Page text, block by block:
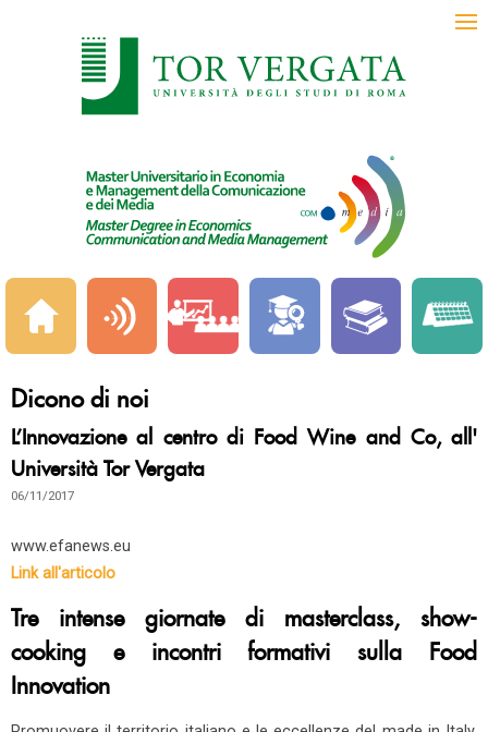
Dicono di noi
L’Innovazione al centro di Food Wine and Co, all'
Università Tor Vergata
06/11/2017
www.efanews.eu
Link all'articolo
Tre intense giornate di masterclass, show-
cooking e incontri formativi sulla Food
Innovation